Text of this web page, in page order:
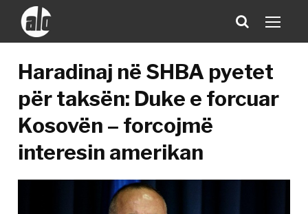
Haradinaj në SHBA pyetet
për taksën: Duke e forcuar
Kosovën – forcojmë
interesin amerikan